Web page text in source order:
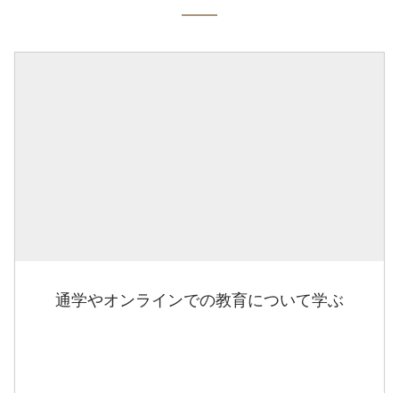
通学やオンラインでの教育について学ぶ